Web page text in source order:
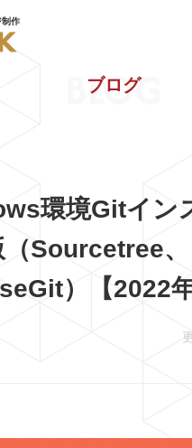
制作
ブログ
BLOG
環境Gitイン
Sourcetree、
）【2022年